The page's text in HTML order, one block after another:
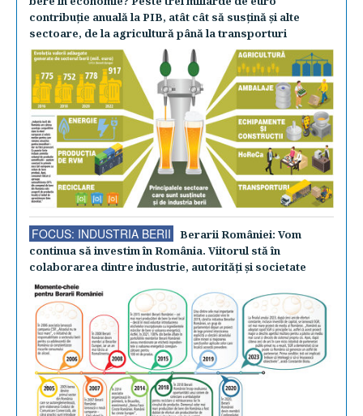
contribuţie anuală la PIB, atât cât să susţină şi alte
sectoare, de la agricultură până la transporturi
FOCUS: INDUSTRIA BERII
Berarii României: Vom
continua să investim în România. Viitorul stă în
colaborarea dintre industrie, autorităţi şi societate